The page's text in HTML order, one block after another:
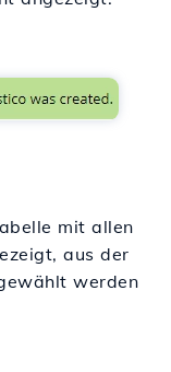
mit allen
aus der
werden